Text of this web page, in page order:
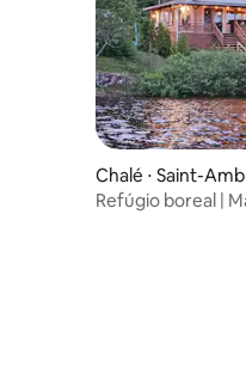
Chalé ⋅ Saint-
Refúgio boreal |